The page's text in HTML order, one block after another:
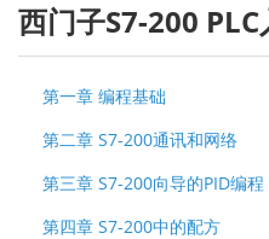
西门子S7-200
第一章 编程基础
第二章 S7-200通讯和网络
第三章 S7-200向导的PID编程
第四章 S7-200中的配方